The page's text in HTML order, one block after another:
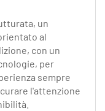
un
al
con un
per
sempre
l'attenzione